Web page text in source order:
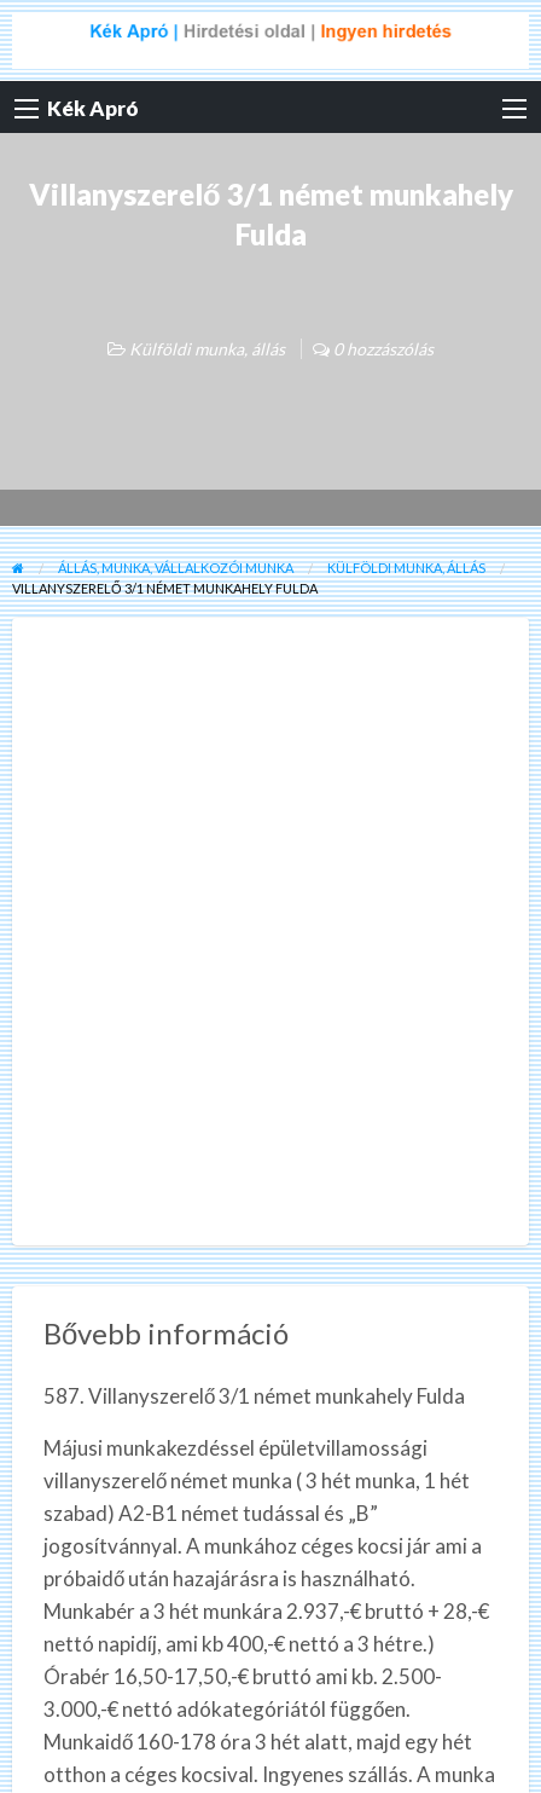
Kék Apró
Villanyszerelő 3/1 német munkahely
Fulda
Külföldi munka, állás 0 hozzászólás
ÁLLÁS, MUNKA, VÁLLALKOZÓI MUNKA
KÜLFÖLDI MUNKA, ÁLLÁS
VILLANYSZERELŐ 3/1 NÉMET MUNKAHELY FULDA
Bővebb információ
587. Villanyszerelő 3/1 német munkahely Fulda
Májusi munkakezdéssel épületvillamossági
villanyszerelő német munka ( 3 hét munka, 1 hét
szabad) A2-B1 német tudással és „B”
jogosítvánnyal. A munkához céges kocsi jár ami a
próbaidő után hazajárásra is használható.
Munkabér a 3 hét munkára 2.937,-€ bruttó + 28,-€
nettó napidíj, ami kb 400,-€ nettó a 3 hétre.)
Órabér 16,50-17,50,-€ bruttó ami kb. 2.500-
3.000,-€ nettó adókategóriától függően.
Munkaidő 160-178 óra 3 hét alatt, majd egy hét
otthon a céges kocsival. Ingyenes szállás. A munka